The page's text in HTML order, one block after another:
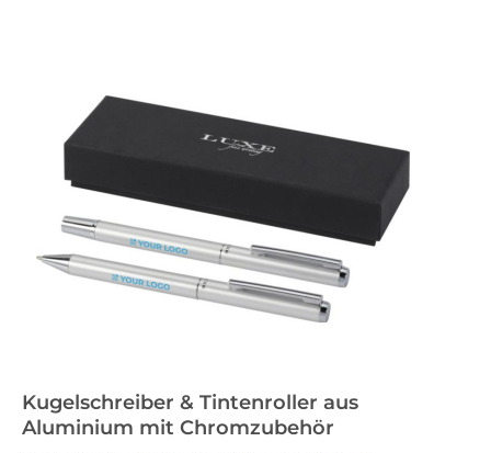
Kugelschreiber & Tintenroller aus
Aluminium mit Chromzubehör